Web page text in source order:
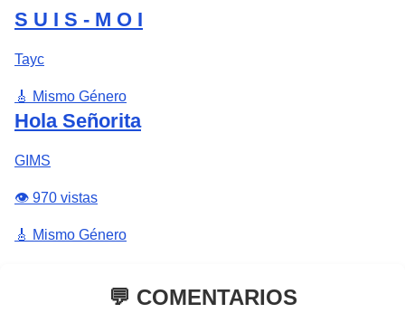
S U I S - M O I
Tayc
🎸 Mismo Género
Hola Señorita
GIMS
👁️ 970 vistas
🎸 Mismo Género
💬 COMENTARIOS